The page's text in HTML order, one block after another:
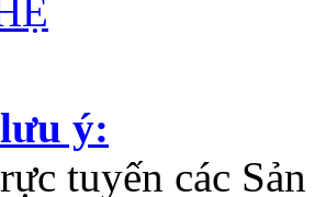
ý:
tuyến các